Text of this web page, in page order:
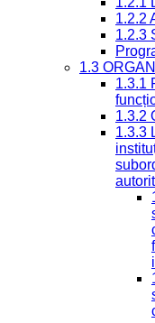
1.2.2
1.2.3
1.3
1.3.1
1.3.2
1.3.3